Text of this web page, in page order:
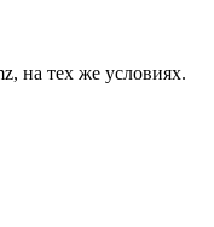
на тех же условиях.